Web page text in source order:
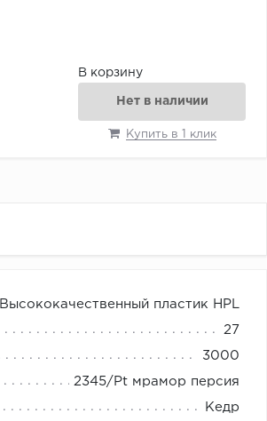
В корзину
Нет в наличии
Купить в 1 клик
Высококачественный пластик HPL
27
3000
2345/Pt мрамор персия
Кедр